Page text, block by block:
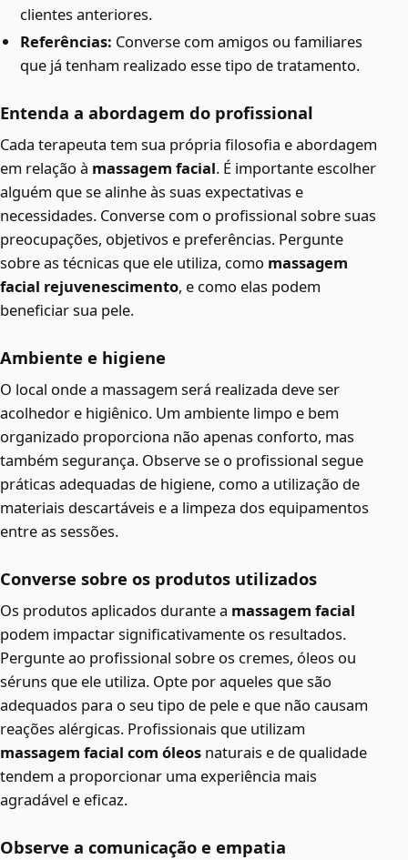
clientes anteriores.
Referências: Converse com amigos ou familiares
que já tenham realizado esse tipo de tratamento.
Entenda a abordagem do profissional
Cada terapeuta tem sua própria filosofia e abordagem
em relação à massagem facial. É importante escolher
alguém que se alinhe às suas expectativas e
necessidades. Converse com o profissional sobre suas
preocupações, objetivos e preferências. Pergunte
sobre as técnicas que ele utiliza, como massagem
facial rejuvenescimento, e como elas podem
beneficiar sua pele.
Ambiente e higiene
O local onde a massagem será realizada deve ser
acolhedor e higiênico. Um ambiente limpo e bem
organizado proporciona não apenas conforto, mas
também segurança. Observe se o profissional segue
práticas adequadas de higiene, como a utilização de
materiais descartáveis e a limpeza dos equipamentos
entre as sessões.
Converse sobre os produtos utilizados
Os produtos aplicados durante a massagem facial
podem impactar significativamente os resultados.
Pergunte ao profissional sobre os cremes, óleos ou
séruns que ele utiliza. Opte por aqueles que são
adequados para o seu tipo de pele e que não causam
reações alérgicas. Profissionais que utilizam
massagem facial com óleos naturais e de qualidade
tendem a proporcionar uma experiência mais
agradável e eficaz.
Observe a comunicação e empatia